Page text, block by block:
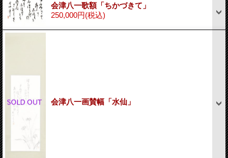
会津八一歌額「ちかづきて」
250,000円(税込)
会津八一画賛幅「水仙」